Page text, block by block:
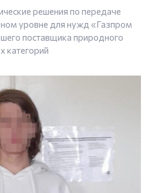
решения по передаче
уровне для нужд «Газпром
поставщика природного
категорий